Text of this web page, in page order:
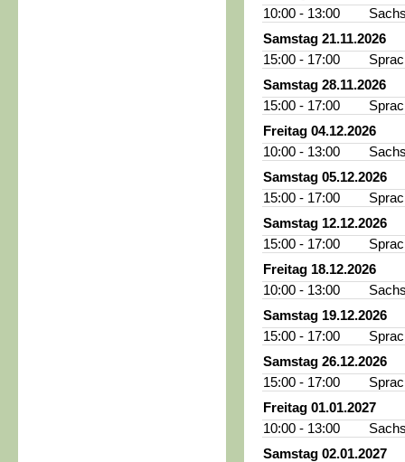
10:00 - 13:00
Samstag 21.11.2026
15:00 - 17:00
Samstag 28.11.2026
15:00 - 17:00
Freitag 04.12.2026
10:00 - 13:00
Samstag 05.12.2026
15:00 - 17:00
Samstag 12.12.2026
15:00 - 17:00
Freitag 18.12.2026
10:00 - 13:00
Samstag 19.12.2026
15:00 - 17:00
Samstag 26.12.2026
15:00 - 17:00
Freitag 01.01.2027
10:00 - 13:00
Samstag 02.01.2027